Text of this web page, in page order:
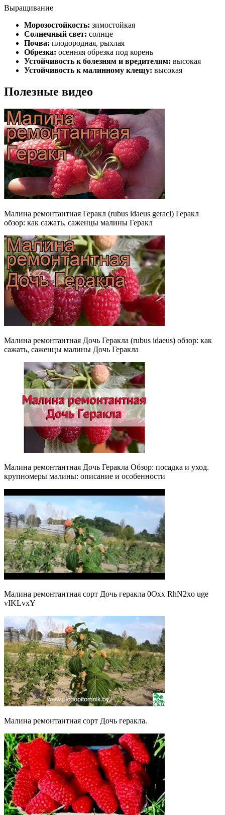
Выращивание
Морозостойкость: зимостойкая
Солнечный свет: солнце
Почва: плодородная, рыхлая
Обрезка: осенняя обрезка под корень
Устойчивость к болезням и вредителям: высокая
Устойчивость к малинному клещу: высокая
Полезные видео
Малина ремонтантная Геракл (rubus idaeus geracl) Геракл
обзор: как сажать, саженцы малины Геракл
Малина ремонтантная Дочь Геракла (rubus idaeus) обзор: как
сажать, саженцы малины Дочь Геракла
Малина ремонтантная Дочь Геракла Обзор: посадка и уход.
крупномеры малины: описание и особенности
Малина ремонтантная сорт Дочь геракла 0Oxx RhN2xo uge
vIKLvxY
Малина ремонтантная сорт Дочь геракла.